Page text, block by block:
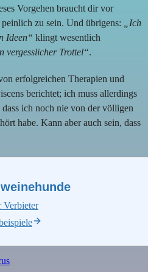
Vorgehen braucht dir vor
zu sein. Und übrigens: „Ich
Ideen“ klingt wesentlich
vergesslicher Trottel“.
erfolgreichen Therapien und
berichtet; ich muss allerdings
ich noch nie von der völligen
habe. Kann aber auch sein, dass
Verbieter